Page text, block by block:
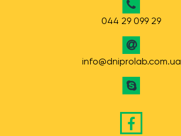
044 29 099 29
info@dniprolab.com.ua